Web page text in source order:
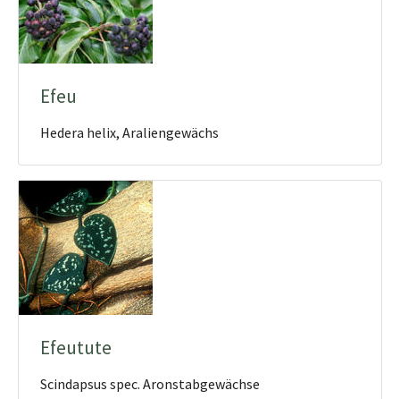
Efeu
Hedera helix, Araliengewächs
Efeutute
Scindapsus spec. Aronstabgewächse